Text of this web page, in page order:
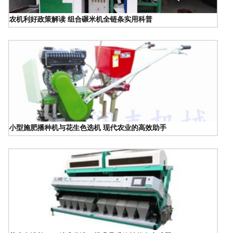
农机利好政策解读 组合碾米机全链条实用科普
小型施肥播种机与花生色选机 现代农业的高效助手